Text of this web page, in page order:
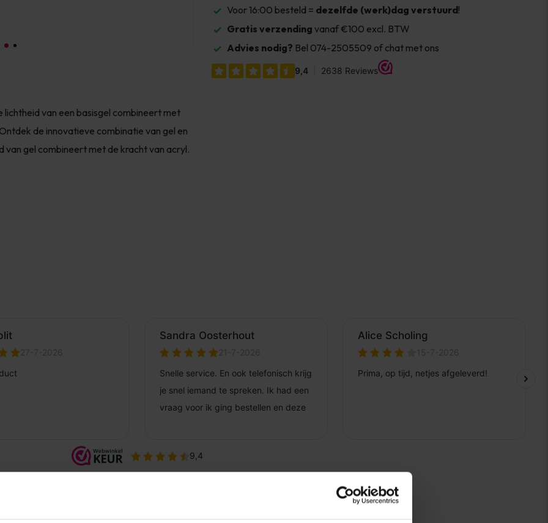
lichtheid van een basisgel combineert met
de innovatieve combinatie van gel en
van gel combineert met de kracht van acryl.
Voor 16:00 besteld = dezelfde (werk)dag verstuurd!
Gratis verzending vanaf €100 excl. BTW
Advies nodig? Bel 074-2505509 of chat met ons